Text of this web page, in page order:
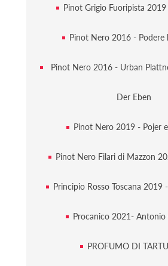
Pinot Grigio Fuoripista
Pinot Nero 2016 - Podere
Pinot Nero 2016 - Urban
Der Eben
Pinot Nero 2019 - Pojer
Pinot Nero Filari di Mazzon
Principio Rosso Toscana 2019
Procanico 2021- Antonio
PROFUMO DI